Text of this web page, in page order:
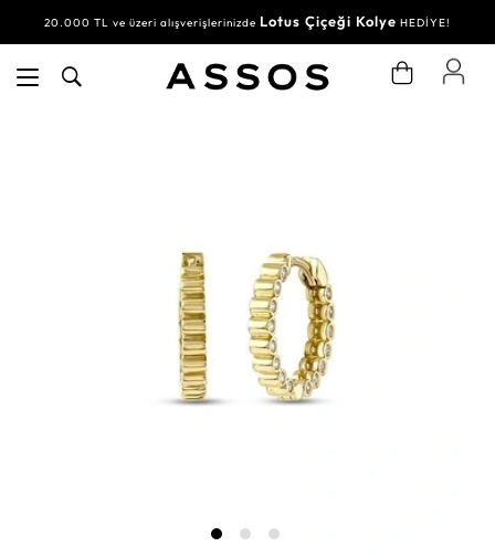
20.000 TL ve üzeri alışverişlerinizde Lotus Çiçeği Kolye HEDİYE!